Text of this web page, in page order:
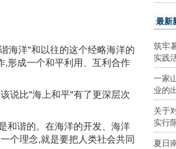
海洋"和以往的这个经略海洋的
形成一个和平利用、互利合作
说比"海上和平"有了更深层次
和谐的。在海洋的开发、海洋
个理念,就是要把人类社会共同
最新
筑牢
实践
一家
业的
关于
实行
夏日